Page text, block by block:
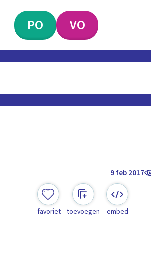
PO VO
9 feb 2017
favoriet toevoegen embed